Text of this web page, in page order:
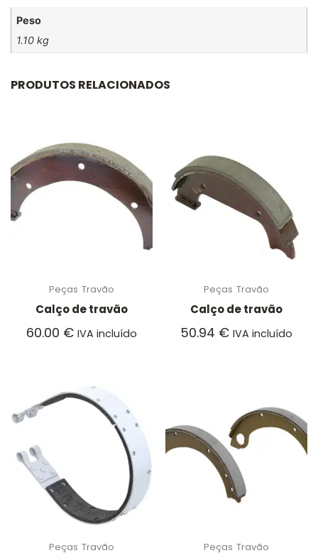
Peso
1.10 kg
PRODUTOS RELACIONADOS
Peças Travão
Calço de travão
60.00 € IVA incluído
Peças Travão
Calço de travão
50.94 € IVA incluído
Peças Travão Peças Travão